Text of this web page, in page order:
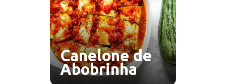
Canelone de
Abobrinha